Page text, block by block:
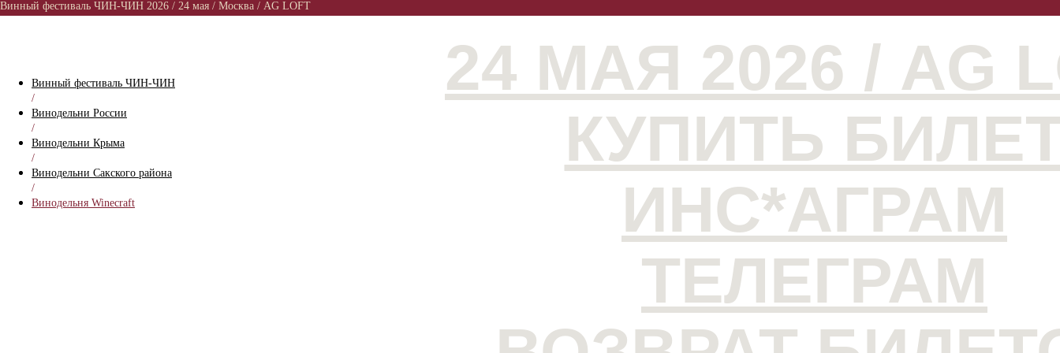
Винный фестиваль ЧИН-ЧИН 2026 / 24 мая / Москва / AG LOFT
Винный фестиваль ЧИН-ЧИН
/
Винодельни России
/
Винодельни Крыма
/
Винодельни Сакского района
/
Винодельня Winecraft
24 МАЯ 2026 / AG
КУПИТЬ
ИНС*АГРАМ
ТЕЛЕГРАМ